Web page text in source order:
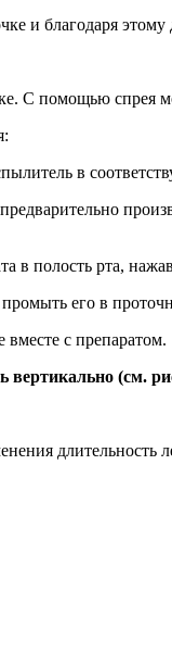
и благодаря
С помощью спрея
в
полость рта,
его в
с препаратом.
вертикально (см.
длительность